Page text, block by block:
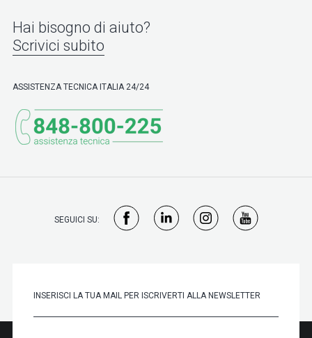
Hai bisogno di aiuto?
Scrivici subito
ASSISTENZA TECNICA ITALIA 24/24
SEGUICI SU: